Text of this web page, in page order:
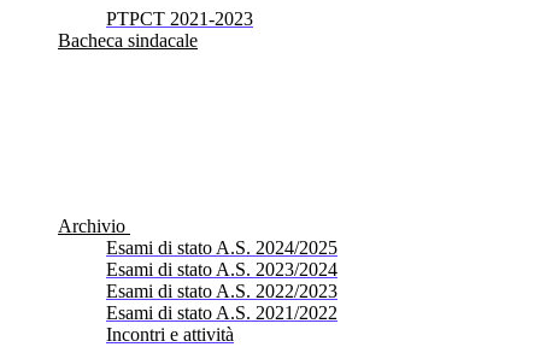
PTPCT 2021-2023
Bacheca sindacale
Archivio
Esami di stato A.S. 2024/2025
Esami di stato A.S. 2023/2024
Esami di stato A.S. 2022/2023
Esami di stato A.S. 2021/2022
Incontri e attività